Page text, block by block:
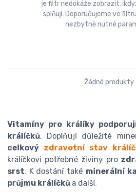
je filtr nedokáže zobrazit,
splňují. Doporučujeme ve
nezbytně nutné
Žádné produkty
Vitamíny pro králíky
králíčků. Doplňují důležité
celkový zdravotní stav
králíčkovi potřebné živiny pro
srst. K dostání také minerální
průjmu králíčků a další.